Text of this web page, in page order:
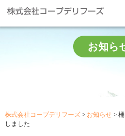
お知ら
株式会社コープデリフーズ > お知らせ >
しました